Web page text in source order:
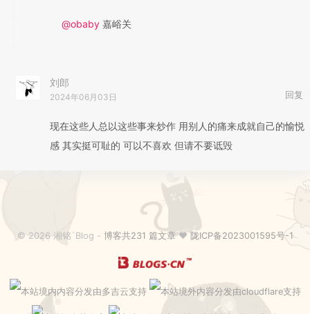
@obaby嘉峪关
刘郎
2024年06月03日 回复
现在这些人总以这些事来炒作 用别人的痛来成就自己的愉悦
感 其实挺可耻的 可以不喜欢 但请不要诋毁
© 2026 湘铭`Blog - 博客共231 篇文章♥ 陇ICP备2023001595号-1